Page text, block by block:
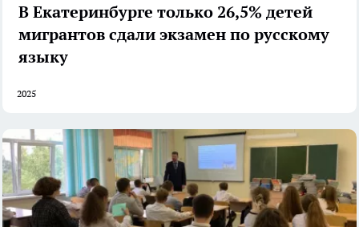
В Екатеринбурге только 26,5% детей
мигрантов сдали экзамен по русскому
языку
2025